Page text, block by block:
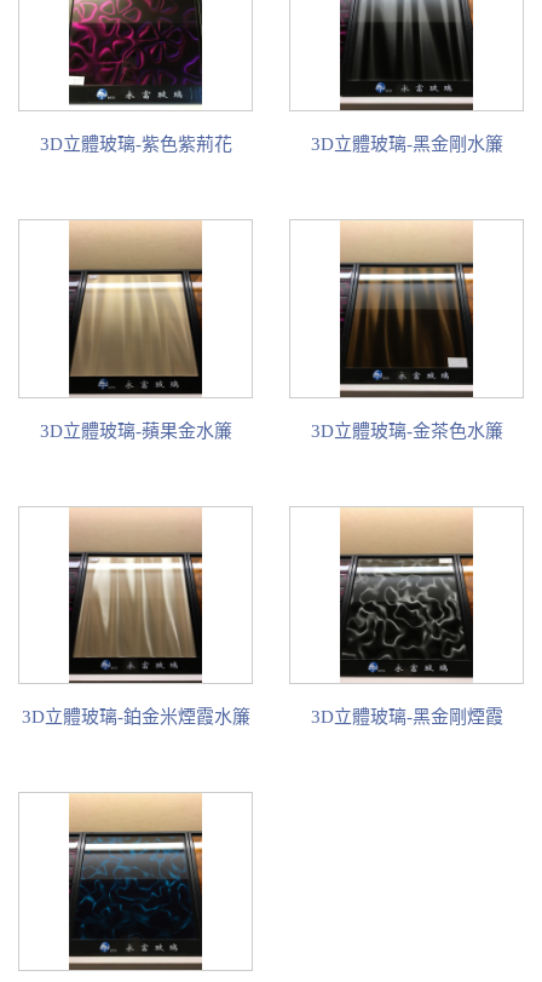
3D立體玻璃-紫色紫荊花 3D立體玻璃-黑金剛水簾
3D立體玻璃-蘋果金水簾 3D立體玻璃-金茶色水簾
3D立體玻璃-鉑金米煙霞水簾 3D立體玻璃-黑金剛煙霞